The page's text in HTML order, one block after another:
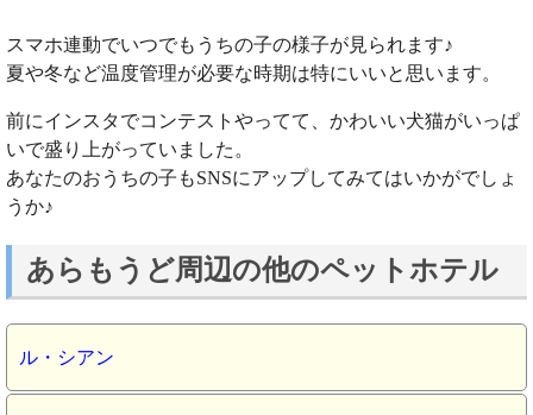
スマホ連動でいつでもうちの子の様子が見られます♪
夏や冬など温度管理が必要な時期は特にいいと思います。
前にインスタでコンテストやってて、かわいい犬猫がいっぱ
いで盛り上がっていました。
あなたのおうちの子もSNSにアップしてみてはいかがでしょ
うか♪
あらもうど周辺の他のペットホテル
ル・シアン